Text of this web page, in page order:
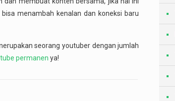
menambah kenalan dan koneksi baru
seorang youtuber dengan jumlah
permanen ya!